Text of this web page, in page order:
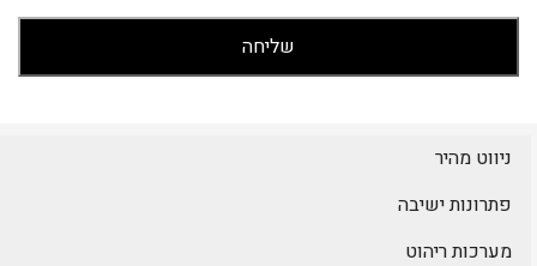
ניווט מהיר
פתרונות ישיבה
מערכות ריהוט